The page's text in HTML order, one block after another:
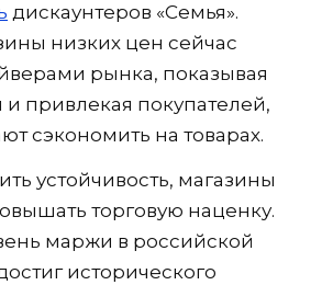
дискаунтеров «Семья».
низких цен сейчас
рынка, показывая
и привлекая покупателей,
сэкономить на товарах.
устойчивость, магазины
торговую наценку.
маржи в российской
исторического